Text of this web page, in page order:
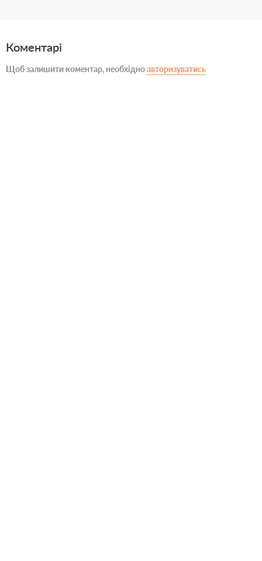
Коментарі
Щоб залишити коментар, необхідноавторизуватись